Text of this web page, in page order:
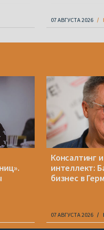
07 АВГУСТА 2026
Консалтинг
интеллект:
бизнес в
07 АВГУСТА 2026